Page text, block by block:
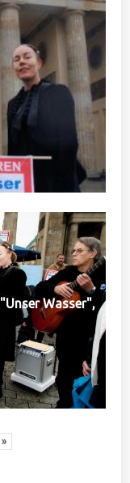
Wasser",
»